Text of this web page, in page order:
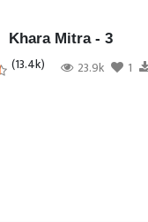
Khara Mitra - 3
(13.4k) 23.9k 1